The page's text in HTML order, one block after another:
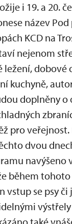
i 19. a 20.
název
KCD na
nejenom
ležení, dobové
kuchyně,
doplněny o
pro
dvou
navýšeno
během
vstup se psy